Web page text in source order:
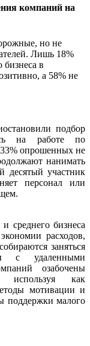
компаний на
но не
Лишь 18%
бизнеса в
а 58% не
подбор
на работе по
опрошенных не
нанимать
десятый участник
персонал или
среднего бизнеса
расходов,
заняться
с удаленными
озабочены
используя как
мотивации и
поддержки малого